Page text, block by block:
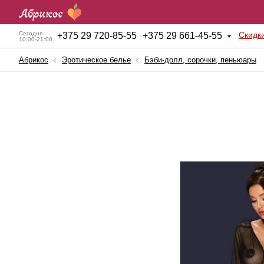
Сегодня
10:00-21:00
+375 29 720-85-55 +375 29 661-45-55
Абрикос Эротическое белье Бэби-долл, сорочки, пеньюары